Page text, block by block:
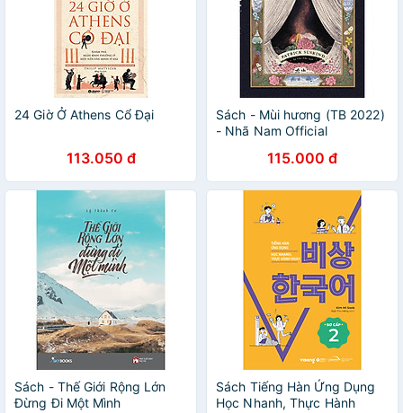
24 Giờ Ở Athens Cổ Đại
113.050 đ
Sách - Mùi hương (TB 2022)
- Nhã Nam Official
115.000 đ
Sách - Thế Giới Rộng Lớn
Đừng Đi Một Mình
Sách Tiếng Hàn Ứng Dụng
Học Nhanh, Thực Hành